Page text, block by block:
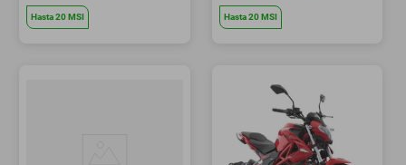
Hasta20MSI Hasta20MSI